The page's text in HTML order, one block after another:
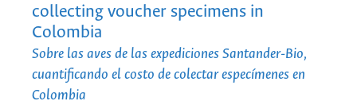
collecting voucher specimens in
Colombia
Sobre las aves de las expediciones Santander-Bio,
cuantificando el costo de colectar especímenes en
Colombia